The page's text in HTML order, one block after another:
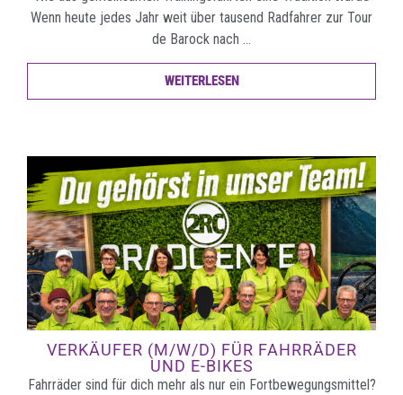
Wenn heute jedes Jahr weit über tausend Radfahrer zur Tour
de Barock nach …
WEITERLESEN
VERKÄUFER (M/W/D) FÜR FAHRRÄDER
UND E-BIKES
Fahrräder sind für dich mehr als nur ein Fortbewegungsmittel?